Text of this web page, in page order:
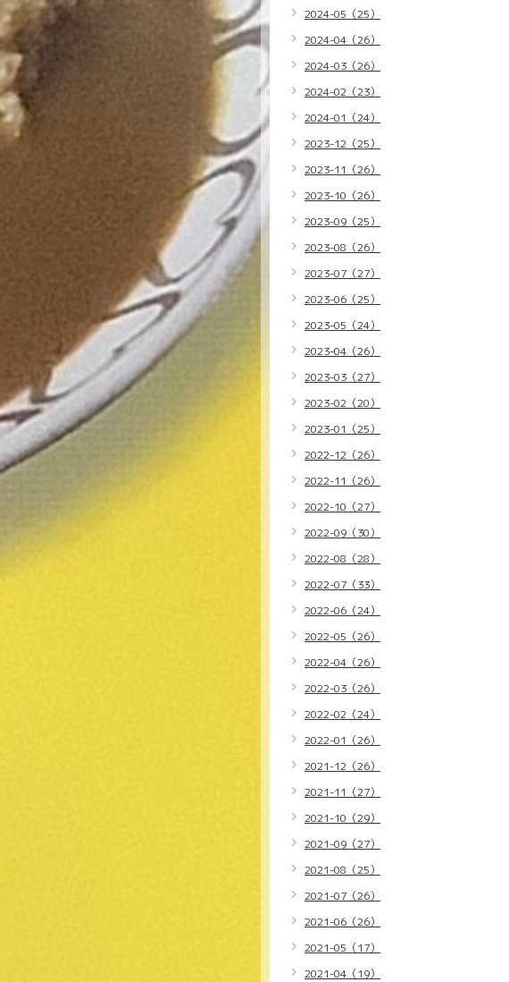
2024-05（25）
2024-04（26）
2024-03（26）
2024-02（23）
2024-01（24）
2023-12（25）
2023-11（26）
2023-10（26）
2023-09（25）
2023-08（26）
2023-07（27）
2023-06（25）
2023-05（24）
2023-04（26）
2023-03（27）
2023-02（20）
2023-01（25）
2022-12（26）
2022-11（26）
2022-10（27）
2022-09（30）
2022-08（28）
2022-07（33）
2022-06（24）
2022-05（26）
2022-04（26）
2022-03（26）
2022-02（24）
2022-01（26）
2021-12（26）
2021-11（27）
2021-10（29）
2021-09（27）
2021-08（25）
2021-07（26）
2021-06（26）
2021-05（17）
2021-04（19）